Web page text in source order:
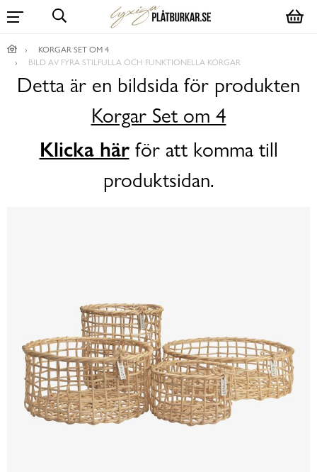
KORGAR SET OM 4
BILD AV FYRA STILFULLA OCH FUNKTIONELLA KORGAR
Detta är en bildsida för produkten
Korgar Set om 4
Klicka härför att komma till
produktsidan.